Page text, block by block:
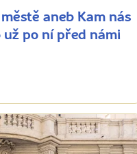
aneb Kam nás
už po ní před námi